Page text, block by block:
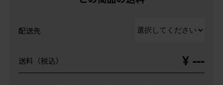
配送先
送料（税込） ¥ ---